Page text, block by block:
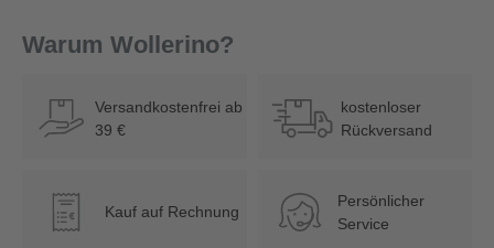
Warum Wollerino?
Versandkostenfrei ab
39 €
kostenloser
Rückversand
€ Kauf auf Rechnung
Persönlicher
Service